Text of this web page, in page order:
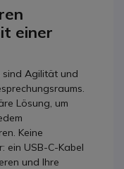
einer
sind Agilität und
Lösung, um
Keine
ein USB-C-Kabel
und Ihre